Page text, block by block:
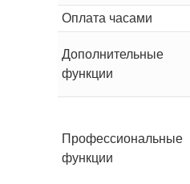
Оплата часами
Дополнительные
функции
Профессиональные
функции